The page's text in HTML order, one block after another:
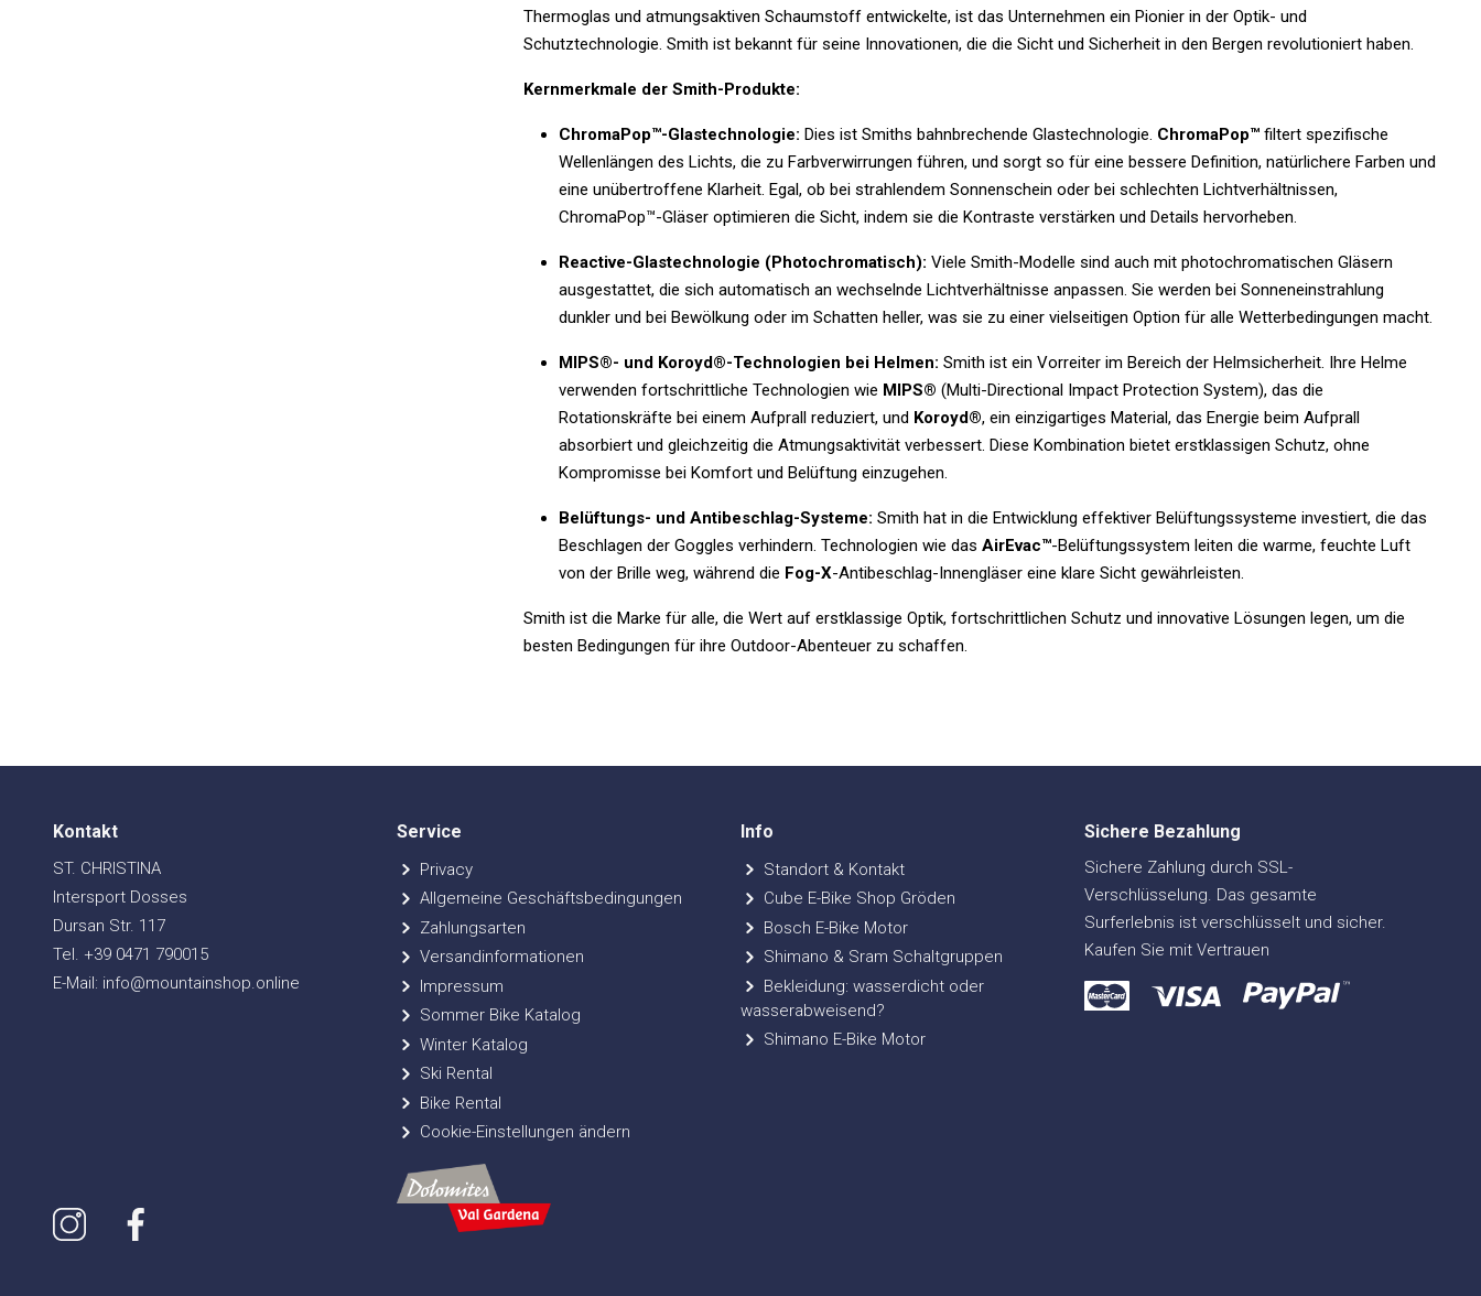
Thermoglas und atmungsaktiven Schaumstoff entwickelte, ist das Unternehmen ein Pionier in der Optik- und
Schutztechnologie. Smith ist bekannt für seine Innovationen, die die Sicht und Sicherheit in den Bergen revolutioniert haben.
Kernmerkmale der Smith-Produkte:
ChromaPop™-Glastechnologie: Dies ist Smiths bahnbrechende Glastechnologie. ChromaPop™filtert spezifische
Wellenlängen des Lichts, die zu Farbverwirrungen führen, und sorgt so für eine bessere Definition, natürlichere Farben und
eine unübertroffene Klarheit. Egal, ob bei strahlendem Sonnenschein oder bei schlechten Lichtverhältnissen,
ChromaPop™-Gläser optimieren die Sicht, indem sie die Kontraste verstärken und Details hervorheben.
Reactive-Glastechnologie (Photochromatisch): Viele Smith-Modelle sind auch mit photochromatischen Gläsern
ausgestattet, die sich automatisch an wechselnde Lichtverhältnisse anpassen. Sie werden bei Sonneneinstrahlung
dunkler und bei Bewölkung oder im Schatten heller, was sie zu einer vielseitigen Option für alle Wetterbedingungen macht.
MIPS®- und Koroyd®-Technologien bei Helmen: Smith ist ein Vorreiter im Bereich der Helmsicherheit. Ihre Helme
verwenden fortschrittliche Technologien wie MIPS® (Multi-Directional Impact Protection System), das die
Rotationskräfte bei einem Aufprall reduziert, und Koroyd®, ein einzigartiges Material, das Energie beim Aufprall
absorbiert und gleichzeitig die Atmungsaktivität verbessert. Diese Kombination bietet erstklassigen Schutz, ohne
Kompromisse bei Komfort und Belüftung einzugehen.
Belüftungs- und Antibeschlag-Systeme: Smith hat in die Entwicklung effektiver Belüftungssysteme investiert, die das
Beschlagen der Goggles verhindern. Technologien wie das AirEvac™-Belüftungssystem leiten die warme, feuchte Luft
von der Brille weg, während die Fog-X-Antibeschlag-Innengläser eine klare Sicht gewährleisten.
Smith ist die Marke für alle, die Wert auf erstklassige Optik, fortschrittlichen Schutz und innovative Lösungen legen, um die
besten Bedingungen für ihre Outdoor-Abenteuer zu schaffen.
Kontakt
ST. CHRISTINA
Intersport Dosses
Dursan Str. 117
Tel. +39 0471 790015
E-Mail: info@mountainshop.online
Service
Privacy
Allgemeine Geschäftsbedingungen
Zahlungsarten
Versandinformationen
Impressum
Sommer Bike Katalog
Winter Katalog
Ski Rental
Bike Rental
Cookie-Einstellungen ändern
Info
Standort & Kontakt
Cube E-Bike Shop Gröden
Bosch E-Bike Motor
Shimano & Sram Schaltgruppen
Bekleidung: wasserdicht oder
wasserabweisend?
Shimano E-Bike Motor
Sichere Bezahlung
Sichere Zahlung durch SSL-
Verschlüsselung. Das gesamte
Surferlebnis ist verschlüsselt und sicher.
Kaufen Sie mit Vertrauen